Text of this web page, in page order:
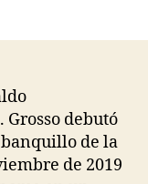
Grosso debutó
de la
de 2019